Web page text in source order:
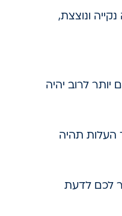
ונוצצת,
לרוב יהיה
העלות תהיה
לכם לדעת